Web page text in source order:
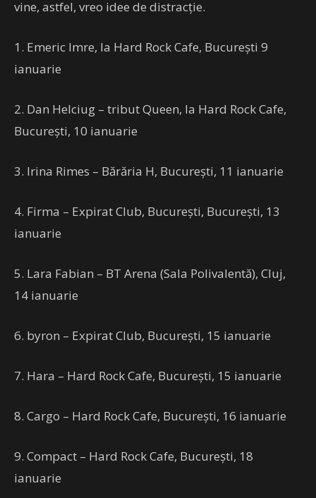
vine, astfel, vreo idee de distracție.
1. Emeric Imre, la Hard Rock Cafe, București 9
ianuarie
2. Dan Helciug – tribut Queen, la Hard Rock Cafe,
București, 10 ianuarie
3. Irina Rimes – Bărăria H, București, 11 ianuarie
4. Firma – Expirat Club, București, București, 13
ianuarie
5. Lara Fabian – BT Arena (Sala Polivalentă), Cluj,
14 ianuarie
6. byron – Expirat Club, București, 15 ianuarie
7. Hara – Hard Rock Cafe, București, 15 ianuarie
8. Cargo – Hard Rock Cafe, București, 16 ianuarie
9. Compact – Hard Rock Cafe, București, 18
ianuarie